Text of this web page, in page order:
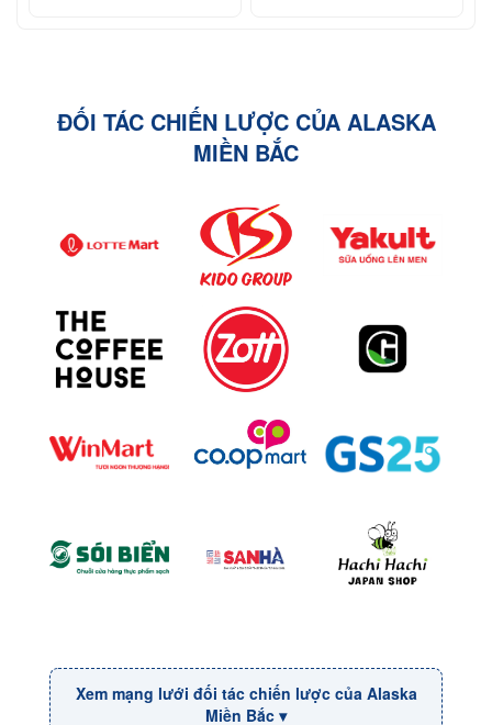
ĐỐI TÁC CHIẾN LƯỢC CỦA ALASKA
MIỀN BẮC
Xem mạng lưới đối tác chiến lược của Alaska
Miền Bắc ▾